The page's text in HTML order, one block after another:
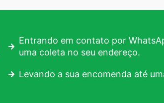
Entrando em contato por
uma coleta no seu endereço.
Levando a sua encomenda até